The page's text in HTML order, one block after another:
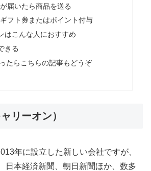
届いたら商品を送る
フト券またはポイント付与
はこんな人におすすめ
きる
たらこちらの記事もどうぞ
リーオン）
年に設立した新しい会社ですが、
日本経済新聞、朝日新聞ほか、数多